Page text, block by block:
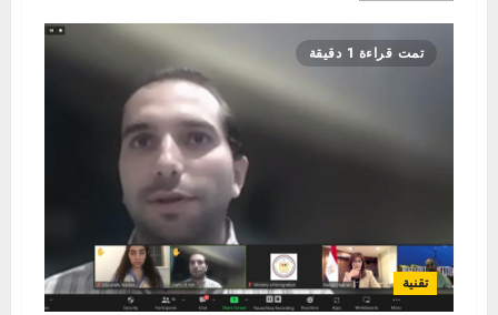
تمت قراءة 1 دقيقة
تقنية